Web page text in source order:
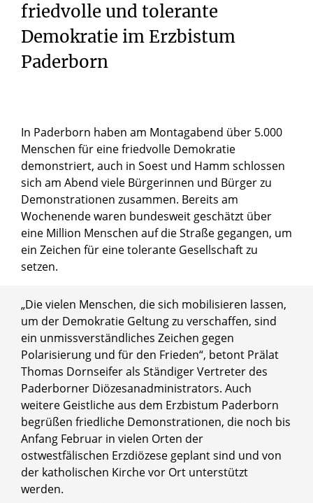
friedvolle und tolerante
Demokratie im Erzbistum
Paderborn
In Paderborn haben am Montagabend über 5.000
Menschen für eine friedvolle Demokratie
demonstriert, auch in Soest und Hamm schlossen
sich am Abend viele Bürgerinnen und Bürger zu
Demonstrationen zusammen. Bereits am
Wochenende waren bundesweit geschätzt über
eine Million Menschen auf die Straße gegangen, um
ein Zeichen für eine tolerante Gesellschaft zu
setzen.
„Die vielen Menschen, die sich mobilisieren lassen,
um der Demokratie Geltung zu verschaffen, sind
ein unmissverständliches Zeichen gegen
Polarisierung und für den Frieden“, betont Prälat
Thomas Dornseifer als Ständiger Vertreter des
Paderborner Diözesanadministrators. Auch
weitere Geistliche aus dem Erzbistum Paderborn
begrüßen friedliche Demonstrationen, die noch bis
Anfang Februar in vielen Orten der
ostwestfälischen Erzdiözese geplant sind und von
der katholischen Kirche vor Ort unterstützt
werden.